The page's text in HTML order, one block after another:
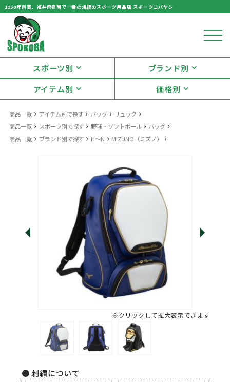
1950年創業、福井県嶺南で一番の規模のスポーツ用品店 スポーツコバヤシ
スポーツ別
ブランド別
アイテム別
価格別
商品一覧 › アイテム別で探す› バッグ› リュック ›
商品一覧 › スポーツ別で探す› 野球・ソフトボール› バッグ ›
商品一覧 › ブランド別で探す› H～N › MIZUNO（ミズノ） ›
※クリックして拡大表示できます
● 刺繍について